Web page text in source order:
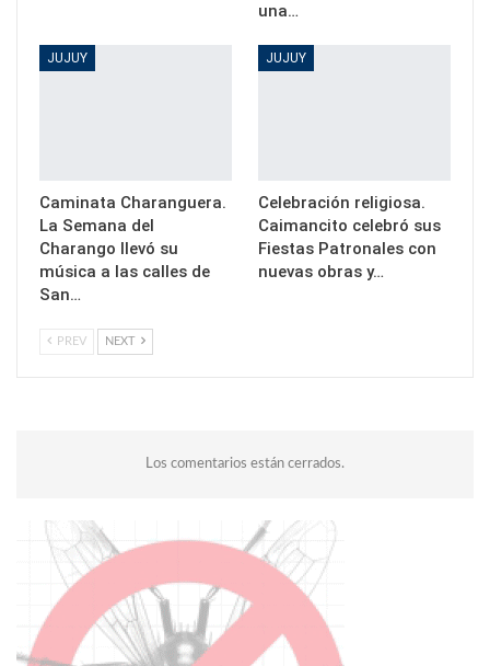
una…
JUJUY
Caminata Charanguera.
La Semana del
Charango llevó su
música a las calles de
San…
JUJUY
Celebración religiosa.
Caimancito celebró sus
Fiestas Patronales con
nuevas obras y…
PREV NEXT
Los comentarios están cerrados.